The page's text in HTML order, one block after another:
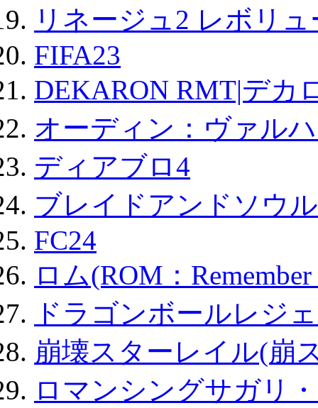
リネージュ2 レボリ
FIFA23
DEKARON RMT|デカ
オーディン：ヴァル
ディアブロ4
ブレイドアンドソウ
FC24
ロム(ROM：
ドラゴンボールレジ
崩壊スターレイル(崩
ロマンシングサガリ